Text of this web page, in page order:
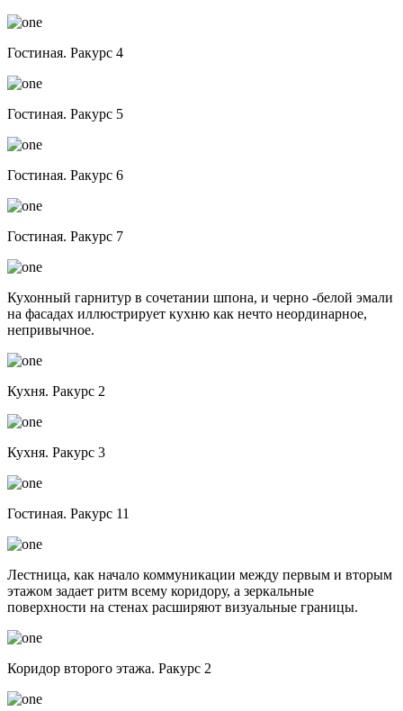
Гостиная. Ракурс 4
Гостиная. Ракурс 5
Гостиная. Ракурс 6
Гостиная. Ракурс 7
Кухонный гарнитур в сочетании шпона, и черно -белой эмали
на фасадах иллюстрирует кухню как нечто неординарное,
непривычное.
Кухня. Ракурс 2
Кухня. Ракурс 3
Гостиная. Ракурс 11
Лестница, как начало коммуникации между первым и вторым
этажом задает ритм всему коридору, а зеркальные
поверхности на стенах расширяют визуальные границы.
Коридор второго этажа. Ракурс 2